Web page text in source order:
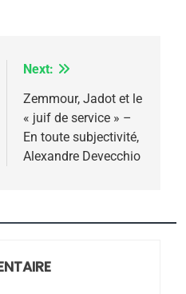
Next:
Zemmour, Jadot et le
« juif de service » –
En toute subjectivité,
Alexandre Devecchio
l’année la plus
selon le
d’ADL contre
ISRAÉL
DIGNE ET RÉSILIENTE :
par Thérèse